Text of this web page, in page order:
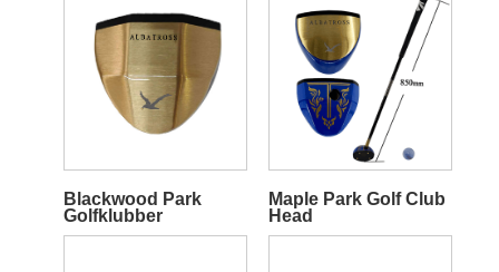
Blackwood Park
Golfklubber
Maple Park Golf Club
Head